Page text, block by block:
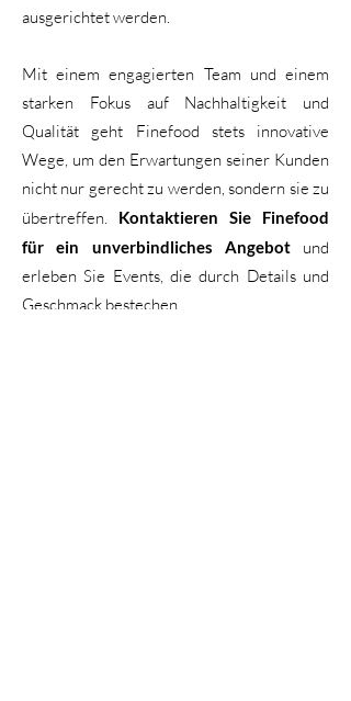
ausgerichtet werden.
Mit einem engagierten Team und einem
starken Fokus auf Nachhaltigkeit und
Qualität geht Finefood stets innovative
Wege, um den Erwartungen seiner Kunden
nicht nur gerecht zu werden, sondern sie zu
übertreffen. Kontaktieren Sie Finefood
für ein unverbindliches Angebotund
erleben Sie Events, die durch Details und
Geschmack bestechen.